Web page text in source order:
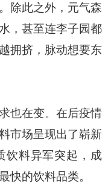
除此之外，元气森
，甚至连李子园都
拥挤，脉动想要东
在变。在后疫情
市场呈现出了崭新
饮料异军突起，成
快的饮料品类。